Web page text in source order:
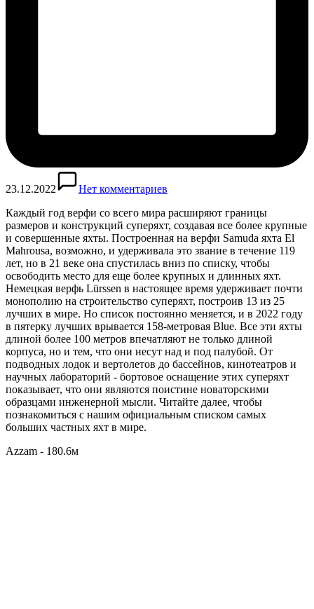
23.12.2022
Нет комментариев
Каждый год верфи со всего мира расширяют границы
размеров и конструкций суперяхт, создавая все более крупные
и совершенные яхты. Построенная на верфи Samuda яхта El
Mahrousa, возможно, и удерживала это звание в течение 119
лет, но в 21 веке она спустилась вниз по списку, чтобы
освободить место для еще более крупных и длинных яхт.
Немецкая верфь Lürssen в настоящее время удерживает почти
монополию на строительство суперяхт, построив 13 из 25
лучших в мире. Но список постоянно меняется, и в 2022 году
в пятерку лучших врывается 158-метровая Blue. Все эти яхты
длиной более 100 метров впечатляют не только длиной
корпуса, но и тем, что они несут над и под палубой. От
подводных лодок и вертолетов до бассейнов, кинотеатров и
научных лабораторий - бортовое оснащение этих суперяхт
показывает, что они являются поистине новаторскими
образцами инженерной мысли. Читайте далее, чтобы
познакомиться с нашим официальным списком самых
больших частных яхт в мире.
Azzam - 180.6м